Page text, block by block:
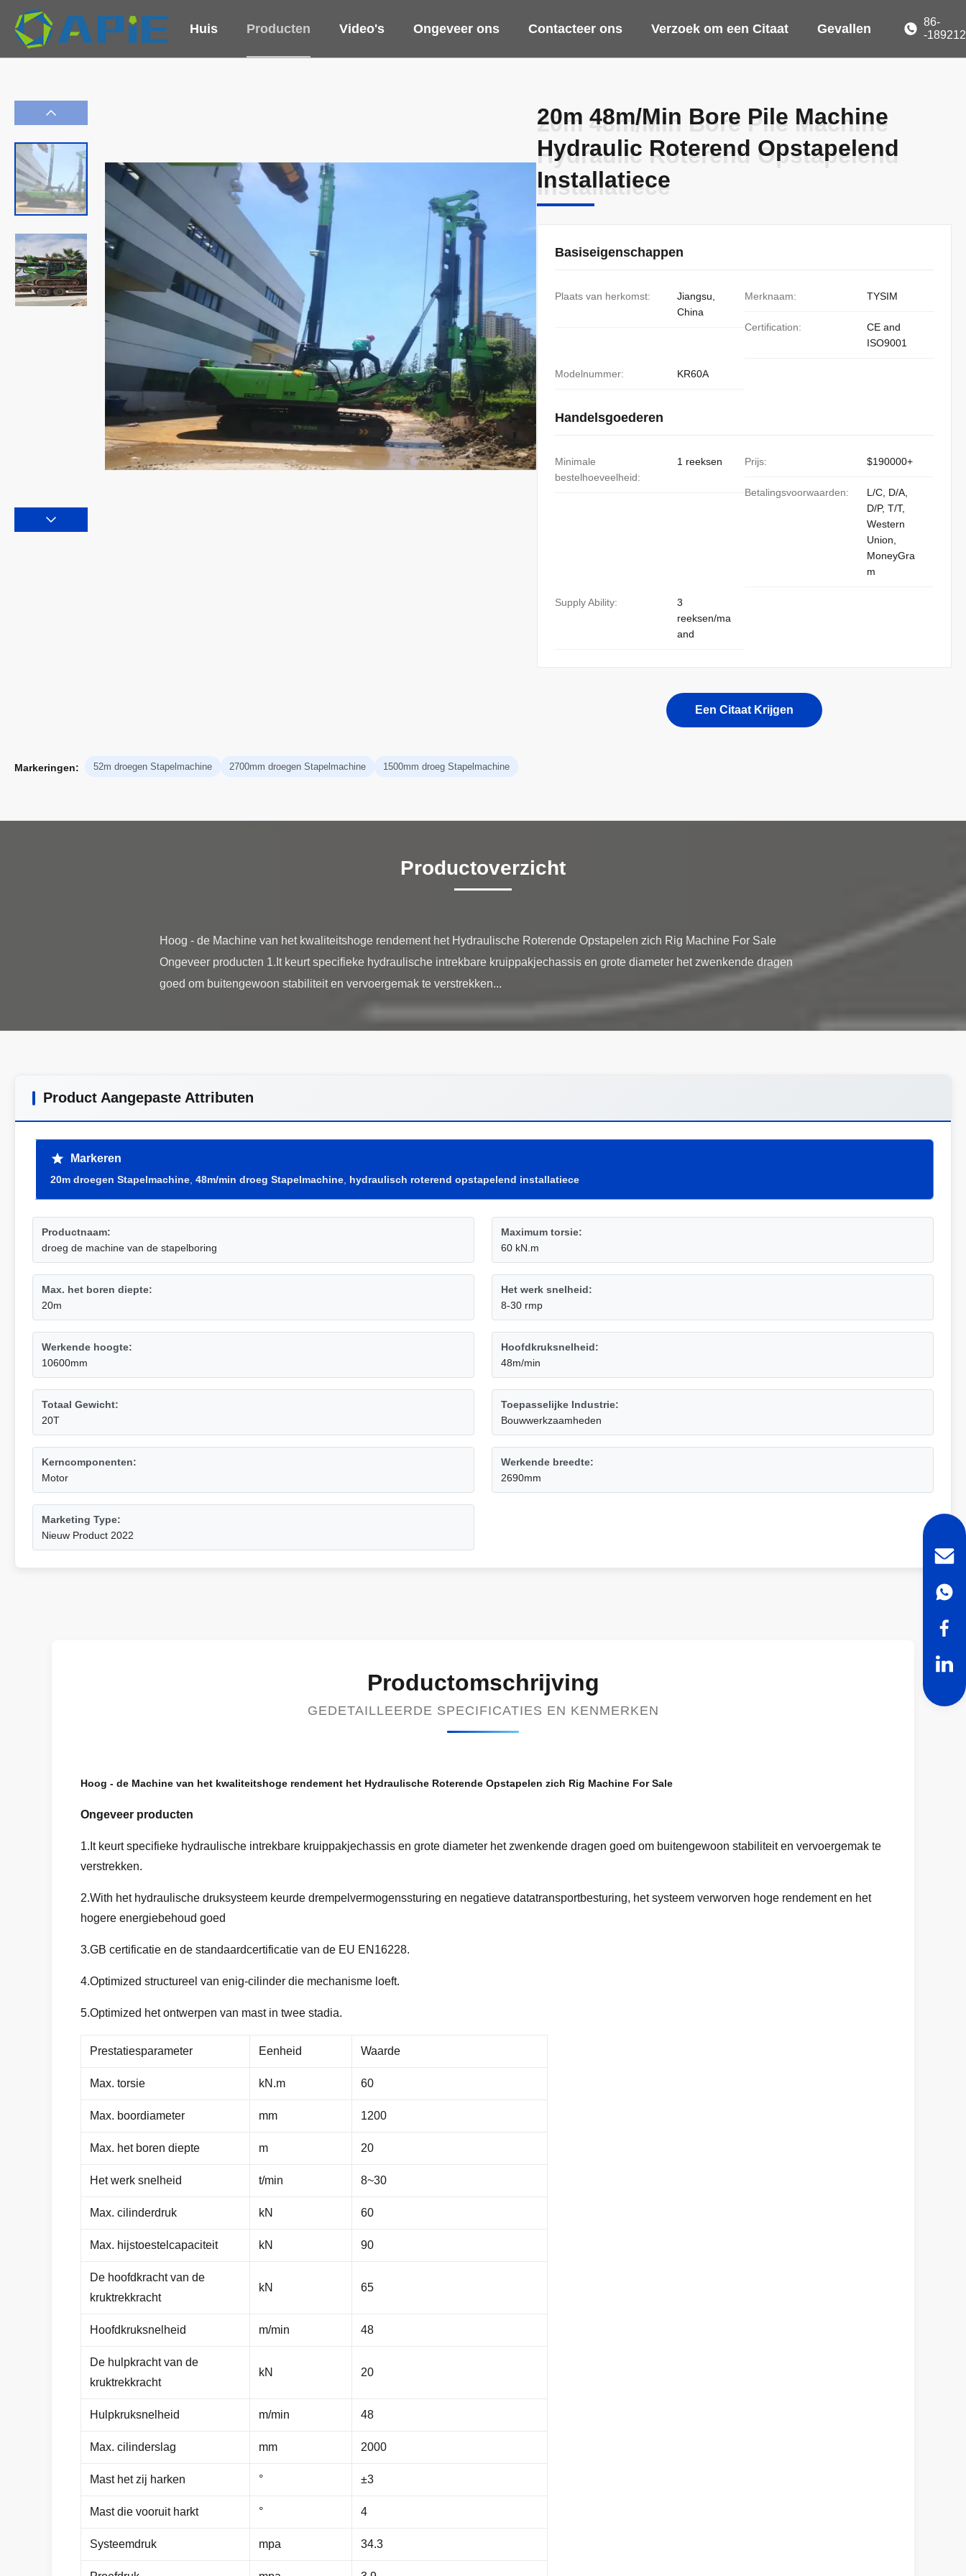
Huis Producten Video's Ongeveer ons Contacteer ons Verzoek om een Citaat Gevallen
86-
-
20m 48m/Min Bore Pile Machine
Hydraulic Roterend Opstapelend
Installatiece
20m 48m/Min Bore Pile Machine
Hydraulic Roterend Opstapelend
Installatiece
Basiseigenschappen
Plaats van herkomst:
Jiangsu,
China
Merknaam: TYSIM
Certification:
CE and
ISO9001
Modelnummer: KR60A
Handelsgoederen
Minimale
bestelhoeveelheid:
1 reeksen Prijs: $190000+
Betalingsvoorwaarden:
L/C, D/A,
D/P, T/T,
Western
Union,
MoneyGra
m
Supply Ability:
3
reeksen/ma
and
Een Citaat Krijgen
Markeringen: 52m droegen Stapelmachine 2700mm droegen Stapelmachine 1500mm droeg Stapelmachine
Productoverzicht
Hoog - de Machine van het kwaliteitshoge rendement het Hydraulische Roterende Opstapelen zich Rig Machine For Sale
Ongeveer producten 1.It keurt specifieke hydraulische intrekbare kruippakjechassis en grote diameter het zwenkende dragen
Product Aangepaste Attributen
Markeren
20m droegen Stapelmachine 48m/min droeg Stapelmachine hydraulisch roterend opstapelend installatiece
Productnaam:
droeg de machine van de stapelboring
Maximum torsie:
60 kN.m
Max. het boren diepte:
20m
Het werk snelheid:
8-30 rmp
Werkende hoogte:
10600mm
Hoofdkruksnelheid:
48m/min
Totaal Gewicht:
20T
Toepasselijke Industrie:
Bouwwerkzaamheden
Kerncomponenten:
Motor
Werkende breedte:
2690mm
Marketing Type:
Nieuw Product 2022
Productomschrijving
GEDETAILLEERDE SPECIFICATIES EN KENMERKEN
Hoog - de Machine van het kwaliteitshoge rendement het Hydraulische Roterende Opstapelen zich Rig Machine For Sale
Ongeveer producten
1.It keurt specifieke hydraulische intrekbare kruippakjechassis en grote diameter het zwenkende dragen goed om buitengewoon stabiliteit en vervoergemak te
verstrekken.
2.With het hydraulische druksysteem keurde drempelvermogenssturing en negatieve datatransportbesturing, het systeem verworven hoge rendement en het
hogere energiebehoud goed
3.GB certificatie en de standaardcertificatie van de EU EN16228.
4.Optimized structureel van enig-cilinder die mechanisme loeft.
5.Optimized het ontwerpen van mast in twee stadia.
Prestatiesparameter Eenheid Waarde
Max. torsie kN.m 60
Max. boordiameter mm 1200
Max. het boren diepte m 20
Het werk snelheid t/min 8~30
Max. cilinderdruk kN 60
Max. hijstoestelcapaciteit kN 90
De hoofdkracht van de
kruktrekkracht
kN 65
Hoofdkruksnelheid m/min 48
De hulpkracht van de
kruktrekkracht
kN 20
Hulpkruksnelheid m/min 48
Max. cilinderslag mm 2000
Mast het zij harken ° ±3
Mast die vooruit harkt ° 4
Systeemdruk mpa 34.3